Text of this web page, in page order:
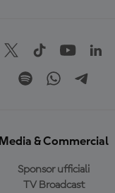
Media & Commercial
Sponsor ufficiali
TV Broadcast